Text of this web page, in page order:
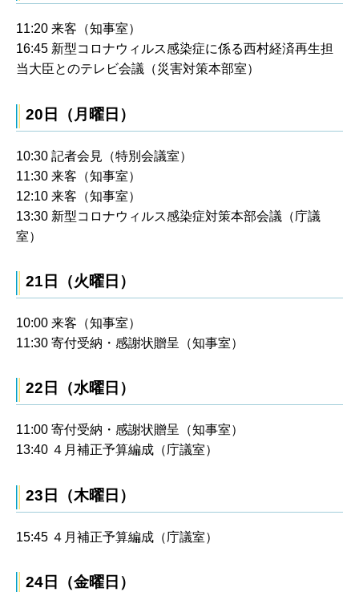
11:20 来客（知事室）
16:45 新型コロナウィルス感染症に係る西村経済再生担
当大臣とのテレビ会議（災害対策本部室）
20日（月曜日）
10:30 記者会見（特別会議室）
11:30 来客（知事室）
12:10 来客（知事室）
13:30 新型コロナウィルス感染症対策本部会議（庁議
室）
21日（火曜日）
10:00 来客（知事室）
11:30 寄付受納・感謝状贈呈（知事室）
22日（水曜日）
11:00 寄付受納・感謝状贈呈（知事室）
13:40 ４月補正予算編成（庁議室）
23日（木曜日）
15:45 ４月補正予算編成（庁議室）
24日（金曜日）